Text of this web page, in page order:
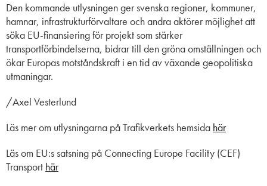
Den kommande utlysningen ger svenska regioner, kommuner,
hamnar, infrastrukturförvaltare och andra aktörer möjlighet att
söka EU-finansiering för projekt som stärker
transportförbindelserna, bidrar till den gröna omställningen och
ökar Europas motståndskraft i en tid av växande geopolitiska
utmaningar.
/Axel Vesterlund
Läs mer om utlysningarna på Trafikverkets hemsida här
Läs om EU:s satsning på Connecting Europe Facility (CEF)
Transport här